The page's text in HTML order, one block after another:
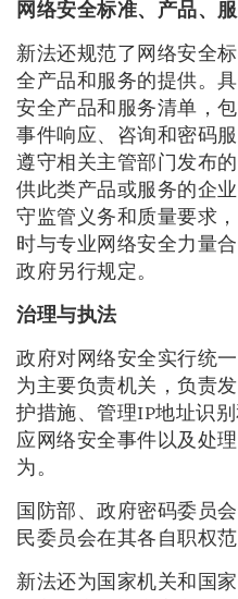
网络安全标准、产品、服
新法还规范了网络安全
全产品和服务的提供。
安全产品和服务清单，
事件响应、咨询和密码
遵守相关主管部门发布
供此类产品或服务的企
守监管义务和质量要求
时与专业网络安全力量
政府另行规定。
治理与执法
政府对网络安全实行统
为主要负责机关，负责
护措施、管理IP地址识
应网络安全事件以及处
为。
国防部、政府密码委员
民委员会在其各自职权
新法还为国家机关和国